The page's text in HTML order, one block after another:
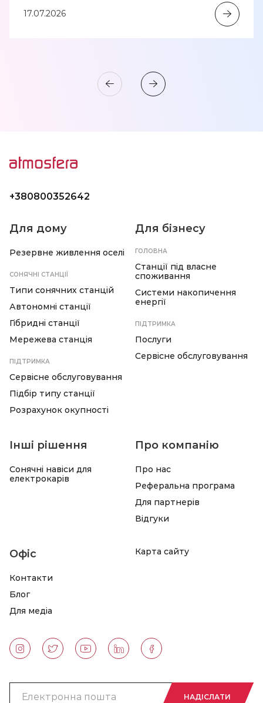
17.07.2026
+380800352642
Для дому
Резервне живлення оселі
СОНЯЧНІ СТАНЦІЇ
Типи сонячних станцій
Автономні станції
Гібридні станції
Мережева станція
ПІДТРИМКА
Сервісне обслуговування
Підбір типу станції
Розрахунок окупності
Для бізнесу
ГОЛОВНА
Станції під власне
споживання
Системи накопичення
енергії
ПІДТРИМКА
Послуги
Сервісне обслуговування
Інші рішення
Сонячні навіси для
електрокарів
Про компанію
Про нас
Реферальна програма
Для партнерів
Відгуки
Офіс
Контакти
Блог
Для медіа
Карта сайту
НАДІСЛАТИ